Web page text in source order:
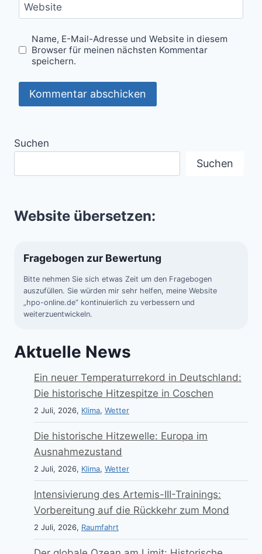
Website
Name, E-Mail-Adresse und Website in diesem
Browser für meinen nächsten Kommentar
speichern.
Suchen
Suchen
Website übersetzen:
Fragebogen zur Bewertung
Bitte nehmen Sie sich etwas Zeit um den Fragebogen
auszufüllen. Sie würden mir sehr helfen, meine Website
„hpo-online.de“ kontinuierlich zu verbessern und
weiterzuentwickeln.
Aktuelle News
Ein neuer Temperaturrekord in Deutschland:
Die historische Hitzespitze in Coschen
2 Juli, 2026, Klima, Wetter
Die historische Hitzewelle: Europa im
Ausnahmezustand
2 Juli, 2026, Klima, Wetter
Intensivierung des Artemis-III-Trainings:
Vorbereitung auf die Rückkehr zum Mond
2 Juli, 2026, Raumfahrt